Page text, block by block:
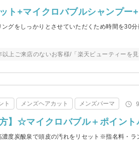
ット+マイクロバブルシャンプ
グをしっかりとさせていただくため時間を30
上ご来店のないお客様/「楽天ビューティーを
ト メンズヘアカット メンズパーマ
方】☆マイクロバブル＋ポイン
度炭酸泉で頭皮の汚れをリセット※指名料・ラ